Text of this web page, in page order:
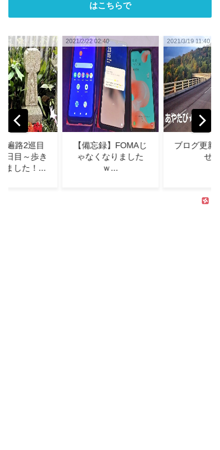
はこちらで
2021/3/19 11:40
ブログ更新のお知ら
せ...
2021/
2/22 02:40
【備忘録】FOMAじ
ゃなくなりました
ｗ...